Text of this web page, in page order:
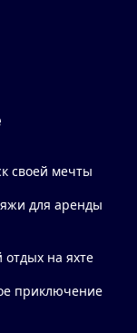
своей мечты
для аренды
на яхте
приключение